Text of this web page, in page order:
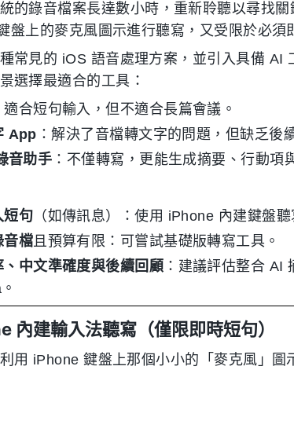
的錄音檔案長達數小時，重新聆聽以尋找
盤上的麥克風圖示進行聽寫，又受限於必須
常見的 iOS 語音處理方案，並引入具備 AI
選擇最適合的工具：
適合短句輸入，但不適合長篇會議。
App ：解決了音檔轉文字的問題，但缺乏後
音助手 ：不僅轉寫，更能生成摘要、行動項
短句 （如傳訊息）：使用 iPhone 內建鍵盤聽
音檔且預算有限：可嘗試基礎版轉寫工具。
、中文準確度與後續回顧 ：建議評估整合 AI
內建輸入法聽寫（僅限即時短句）
用 iPhone 鍵盤上那個小小的「麥克風」